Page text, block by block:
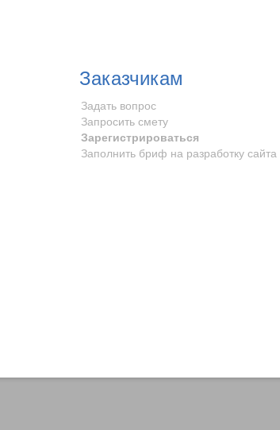
Заказчикам
Задать вопрос
Запросить смету
Зарегистрироваться
Заполнить бриф на разработку сайта